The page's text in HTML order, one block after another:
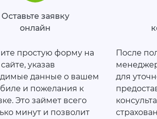
Оставьте заявку
онлайн
простую форму на
указав
данные о вашем
и пожелания к
Это займет всего
минут и позволит
После
для